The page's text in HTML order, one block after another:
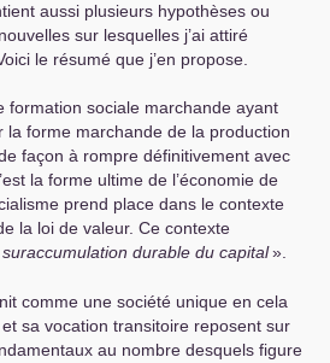
aussi plusieurs hypothèses ou
sur lesquelles j’ai attiré
le résumé que j’en propose.
formation sociale marchande ayant
la forme marchande de la production
façon à rompre définitivement avec
la forme ultime de l’économie de
prend place dans le contexte
la loi de valeur. Ce contexte
suraccumulation durable du capital».
comme une société unique en cela
sa vocation transitoire reposent sur
au nombre desquels figure